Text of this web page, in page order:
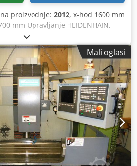
proizvodnje: 2012, x-hod 1600 mm
mm Upravljanje HEIDENHAIN,
za stezanje 2200 x 550 mm Prihvat
Broj okretaja vretena –
o/min Motor vretena 11 kW
2000/1000 mm/min Brzi hod X/Y/Z-os
Motor pomaka 3 kW Udaljenost
vreteno 50 – 750 mm Udaljenost
60 – 760 mm Maks. opterećenje
snaga 15 kW Težina stroja
Dimenzije stroja D x Š x V
univerzalna glava za glodanje
alata, elektronički ručni kotač,
uređaj
Mali oglasi